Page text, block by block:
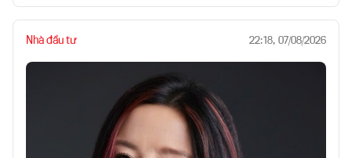
Nhà đầu tư 22:18, 07/08/2026